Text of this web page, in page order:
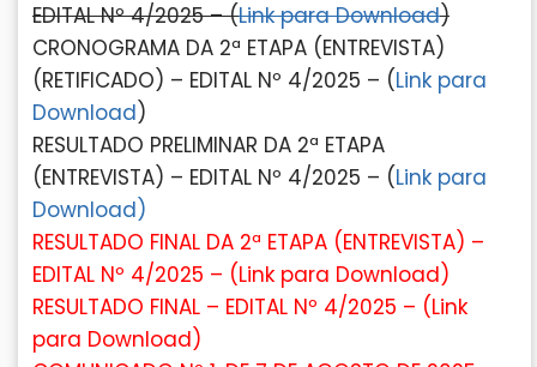
EDITAL Nº 4/2025 – (Link para Download)
CRONOGRAMA DA 2ª ETAPA (ENTREVISTA)
(RETIFICADO) – EDITAL Nº 4/2025 – (Link para
Download)
RESULTADO PRELIMINAR DA 2ª ETAPA
(ENTREVISTA) – EDITAL Nº 4/2025 – (Link para
Download)
RESULTADO FINAL DA 2ª ETAPA (ENTREVISTA) –
EDITAL Nº 4/2025 – (Link para Download)
RESULTADO FINAL – EDITAL Nº 4/2025 – (Link
para Download)